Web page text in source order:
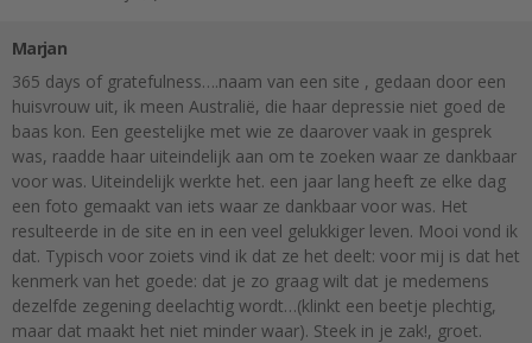
Marjan
365 days of gratefulness….naam van een site , gedaan door een
huisvrouw uit, ik meen Australië, die haar depressie niet goed de
baas kon. Een geestelijke met wie ze daarover vaak in gesprek
was, raadde haar uiteindelijk aan om te zoeken waar ze dankbaar
voor was. Uiteindelijk werkte het. een jaar lang heeft ze elke dag
een foto gemaakt van iets waar ze dankbaar voor was. Het
resulteerde in de site en in een veel gelukkiger leven. Mooi vond ik
dat. Typisch voor zoiets vind ik dat ze het deelt: voor mij is dat het
kenmerk van het goede: dat je zo graag wilt dat je medemens
dezelfde zegening deelachtig wordt…(klinkt een beetje plechtig,
maar dat maakt het niet minder waar). Steek in je zak!, groet.